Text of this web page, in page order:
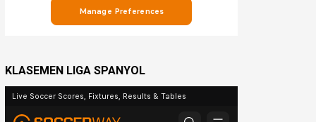
KLASEMEN LIGA SPANYOL